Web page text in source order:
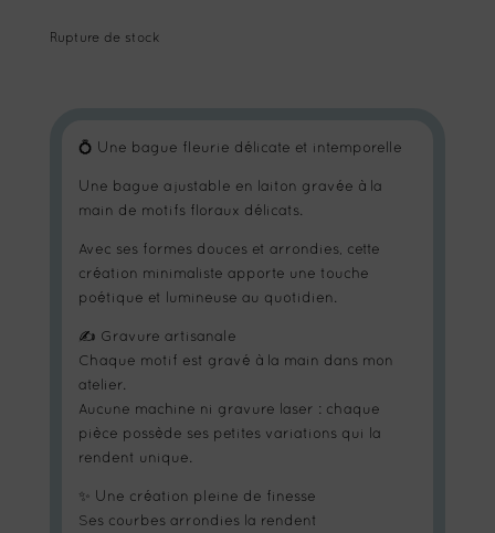
Rupture de stock
💍 Une bague fleurie délicate et intemporelle
Une bague ajustable en laiton gravée à la
main de motifs floraux délicats.
Avec ses formes douces et arrondies, cette
création minimaliste apporte une touche
poétique et lumineuse au quotidien.
✍️ Gravure artisanale
Chaque motif est gravé à la main dans mon
atelier.
Aucune machine ni gravure laser : chaque
pièce possède ses petites variations qui la
rendent unique.
✨ Une création pleine de finesse
Ses courbes arrondies la rendent